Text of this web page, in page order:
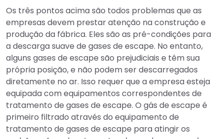
Os três pontos acima são todos problemas que as
empresas devem prestar atenção na construção e
produção da fábrica. Eles são as pré-condições para
a descarga suave de gases de escape. No entanto,
alguns gases de escape são prejudiciais e têm sua
própria posição, e não podem ser descarregados
diretamente no ar. Isso requer que a empresa esteja
equipada com equipamentos correspondentes de
tratamento de gases de escape. O gás de escape é
primeiro filtrado através do equipamento de
tratamento de gases de escape para atingir os